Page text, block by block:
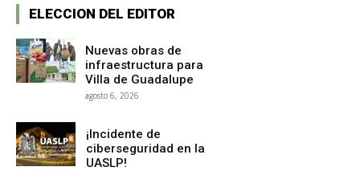
ELECCION DEL EDITOR
Nuevas obras de
infraestructura para
Villa de Guadalupe
agosto 6, 2026
¡Incidente de
ciberseguridad en la
UASLP!